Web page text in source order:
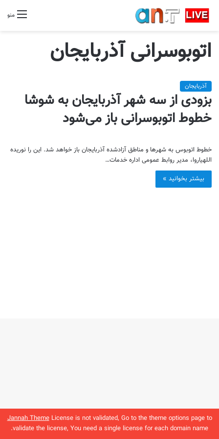
Jannah ThemeLicense is not validated, Go to the theme options page to
validate the license, You need a single license for each domain name.
منو
اتوبوسرانی آذربایجان
آذربایجان
بزودی از سه شهر آذربایجان به شوشا
خطوط اتوبوسرانی باز می‌شود
خطوط اتوبوس به شهرها و مناطق آزادشده آذربایجان باز خواهد شد. این را نوریده
اللهیاروا، مدیر روابط عمومی اداره خدمات…
بیشتر بخوانید »